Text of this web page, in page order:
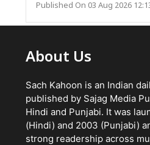
Published On 03 Aug 2026
About Us
Sach Kahoon is an Indian
published by Sajag Media
Hindi and Punjabi. It was
(Hindi) and 2003 (Punjabi)
strong readership across